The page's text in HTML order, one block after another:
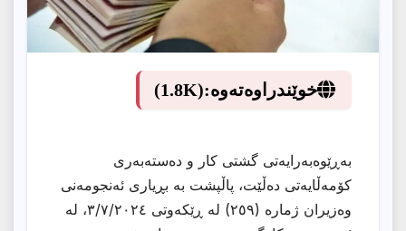
خوێندراوەتەوە:(1.8K)
بەڕێوەبەرایەتى گشتى کار و دەستەبەرى
کۆمەڵایەتى دەڵێت، پاڵپشت بە بڕیارى ئەنجومەنى
وەزیران ژمارە (٢٥٩) لە ڕێکەوتى ٣/٧/٢٠٢٤، لە